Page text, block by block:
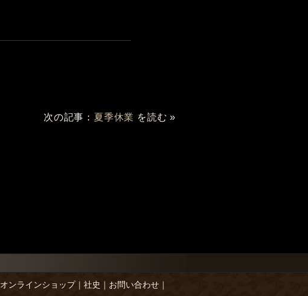
次の記事： 夏季休業 を読む »
オンラインショップ｜ 社史 お問い合わせ｜